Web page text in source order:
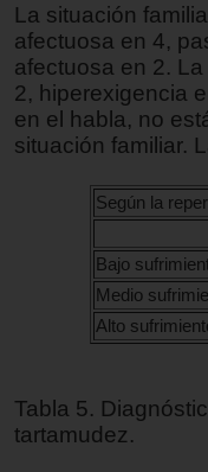
La situación
afectuosa en 4,
afectuosa en 2.
2, hiperexigencia
en el habla, no
situación familiar.
Según la
Bajo
Medio
Alto
Tabla 5.
tartamudez.